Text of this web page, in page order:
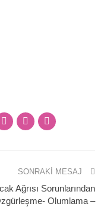
SONRAKI MESAJ
Ağrısı Sorunlarından
Olumlama –